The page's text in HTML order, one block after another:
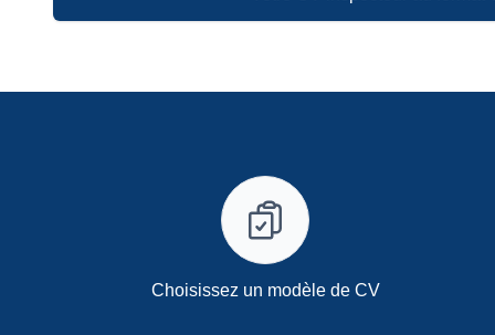
Choisissez un modèle de CV